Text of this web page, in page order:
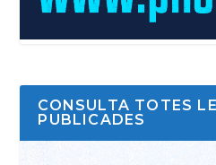
CONSULTA TOTES
PUBLICADES